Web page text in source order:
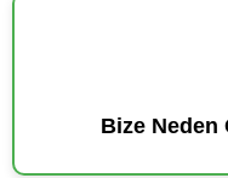
Bize